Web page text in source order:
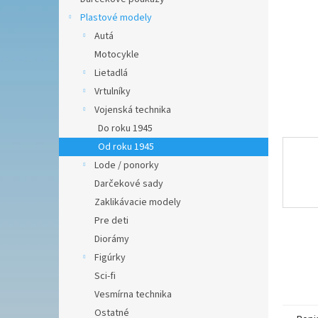
Plastové modely
Autá
Motocykle
Lietadlá
Vrtulníky
Vojenská technika
Do roku 1945
Od roku 1945
Lode / ponorky
Darčekové sady
Zaklikávacie modely
Pre deti
Diorámy
Figúrky
Sci-fi
Vesmírna technika
Ostatné